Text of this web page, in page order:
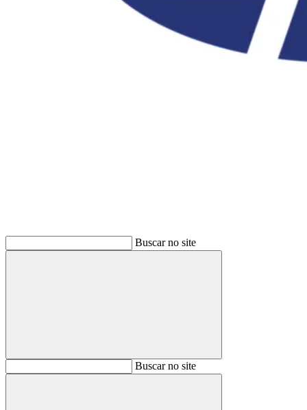
Buscar no site
BuscarBuscar no site